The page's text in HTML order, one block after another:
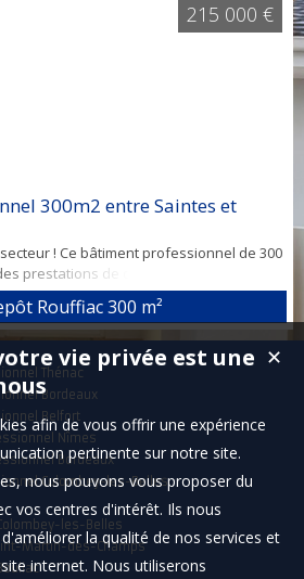
300m2 entre Saintes et
! Ce bâtiment professionnel de 300
prestations de qualité et ne nécessite
une activité artisanale, industrielle
principales : Surface totale : 300
neuf Toiture équipée de panneaux
Fibre optique installée Bâtime...
Rouffiac300 m²
215 000 €
Thénac
Bordeaux
Belfort
Nîmes
Bordeaux
Colombey-les-Belles
les-Belles
Martin-des-Champs
✕
vie privée est une
afin de vous offrir une expérience
pertinente sur notre site.
nous pouvons vous proposer du
vos centres d'intérêt. Ils nous
la qualité de nos services et
internet. Nous utiliserons